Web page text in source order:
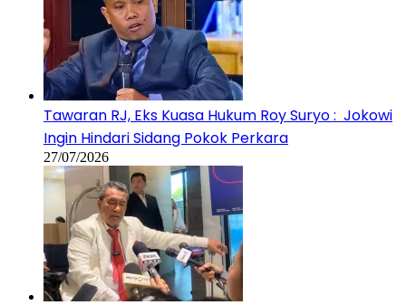
Tawaran RJ, Eks Kuasa Hukum Roy Suryo : Jokowi
Ingin Hindari Sidang Pokok Perkara
27/07/2026